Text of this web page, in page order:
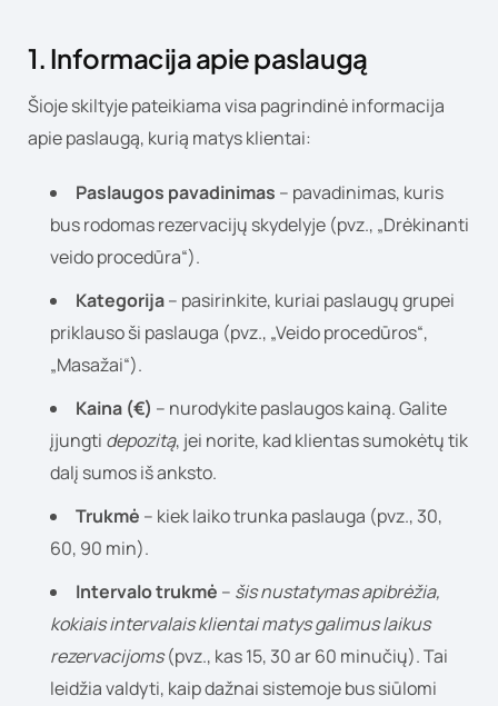
1. Informacija apie paslaugą
Šioje skiltyje pateikiama visa pagrindinė informacija
apie paslaugą, kurią matys klientai:
Paslaugos pavadinimas – pavadinimas, kuris
bus rodomas rezervacijų skydelyje (pvz., „Drėkinanti
veido procedūra“).
Kategorija– pasirinkite, kuriai paslaugų grupei
priklauso ši paslauga (pvz., „Veido procedūros“,
„Masažai“).
Kaina (€) – nurodykite paslaugos kainą. Galite
įjungti depozitą, jei norite, kad klientas sumokėtų tik
dalį sumos iš anksto.
Trukmė – kiek laiko trunka paslauga (pvz., 30,
60, 90 min).
Intervalo trukmė – šis nustatymas apibrėžia,
kokiais intervalais klientai matys galimus laikus
rezervacijoms(pvz., kas 15, 30 ar 60 minučių). Tai
leidžia valdyti, kaip dažnai sistemoje bus siūlomi